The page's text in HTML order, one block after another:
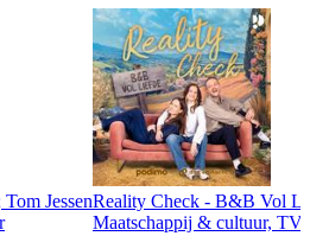
JessenReality Check - B&B Vol
Maatschappij & cultuur,